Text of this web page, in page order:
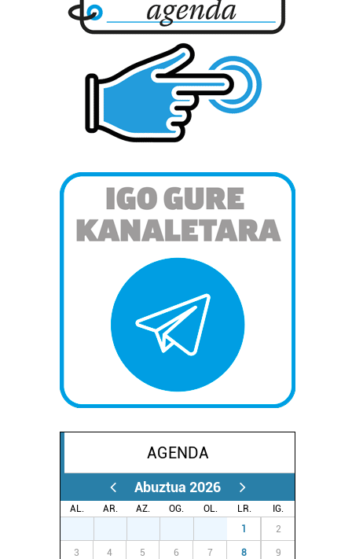
AGENDA
Abuztua 2026
AL. AR. AZ. OG. OL. LR.
IG.
1 2
3 4 5 6 7 8 9